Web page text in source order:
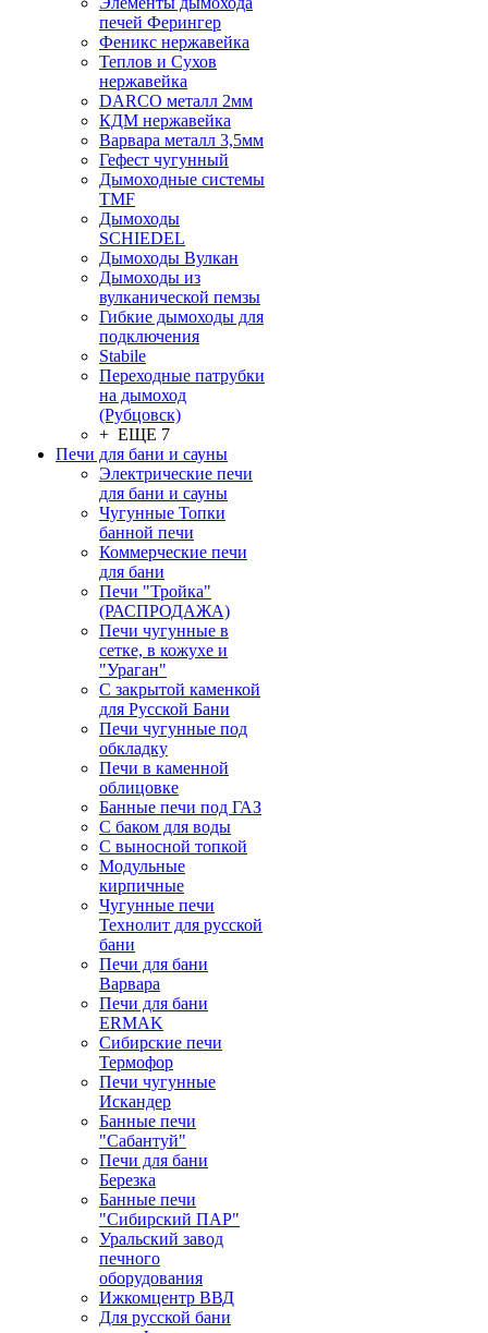
печей Ферингер
Феникс нержавейка
Теплов и Сухов
нержавейка
DARCO металл 2мм
КДМ нержавейка
Варвара металл 3,5мм
Гефест чугунный
Дымоходные системы
TMF
Дымоходы
SCHIEDEL
Дымоходы Вулкан
Дымоходы из
вулканической пемзы
Гибкие дымоходы для
подключения
Stabile
Переходные патрубки
на дымоход
(Рубцовск)
+ ЕЩЕ 7
Печи для бани и сауны
Электрические печи
для бани и сауны
Чугунные Топки
банной печи
Коммерческие печи
для бани
Печи "Тройка"
(РАСПРОДАЖА)
Печи чугунные в
сетке, в кожухе и
"Ураган"
С закрытой каменкой
для Русской Бани
Печи чугунные под
обкладку
Печи в каменной
облицовке
Банные печи под ГАЗ
С баком для воды
С выносной топкой
Модульные
кирпичные
Чугунные печи
Технолит для русской
бани
Печи для бани
Варвара
Печи для бани
ERMAK
Сибирские печи
Термофор
Печи чугунные
Искандер
Банные печи
"Сабантуй"
Печи для бани
Березка
Банные печи
"Сибирский ПАР"
Уральский завод
печного
оборудования
Ижкомцентр ВВД
Для русской бани